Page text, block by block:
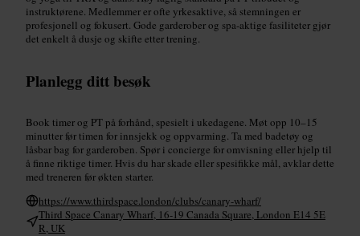
instruktørene. Medlemmer er ofte yrkesaktive, så stemningen er
profesjonell og fokusert. Gode garderober og spa-aktige fasiliteter gjør
det enkelt å dusje og skifte etter trening.
Planlegg ditt besøk
Book timer og PT på forhånd, spesielt i ukedagene. Møt opp 10–15
minutter før timen for innsjekk og oppvarming. Ta med badetøy og
låsbar bag for garderoben. Spør i concierge for omvisning eller hjelp til
å finne riktige timer. Hvis du har skade eller spesifikke mål, avklar dette
med treneren før økten starter.
https://www.thirdspace.london/clubs/canary-wharf/
Third Space Canary Wharf, 16-19 Canada Square, London E14 5E
R, UK